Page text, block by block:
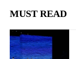
MUST READ